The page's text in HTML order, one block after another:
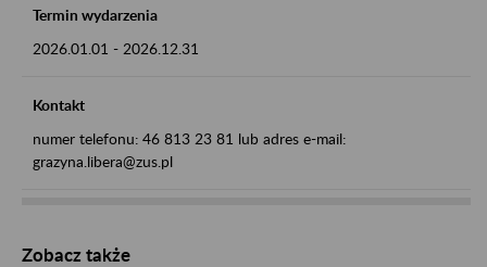
Termin wydarzenia
2026.01.01 - 2026.12.31
Kontakt
numer telefonu: 46 813 23 81 lub adres e-mail:
grazyna.libera@zus.pl
Zobacz także